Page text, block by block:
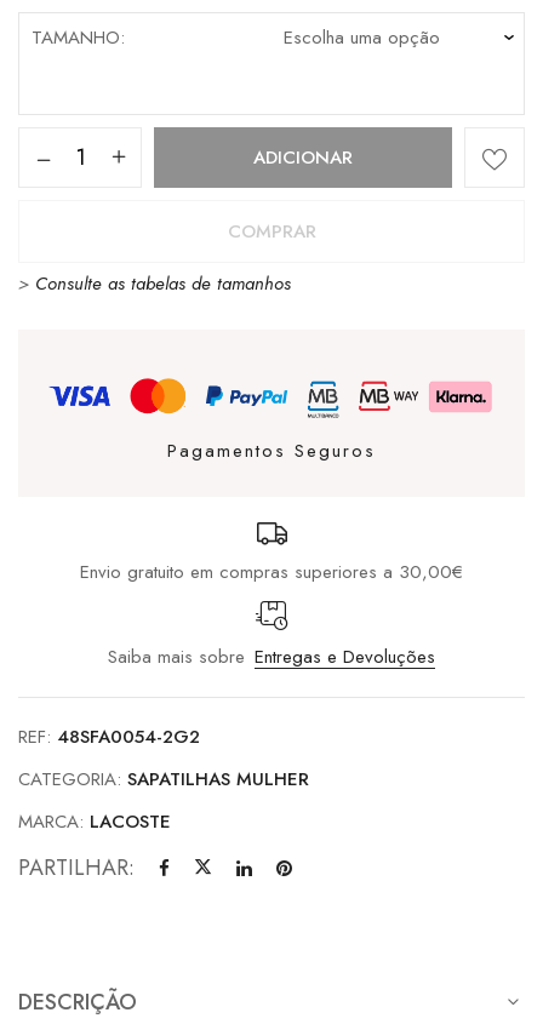
TAMANHO
Quantidade
Spin
Light
ADICIONAR
COMPRAR
> Consulte as tabelas de tamanhos
Pagamentos Seguros
Envio gratuito em compras superiores a 30,00€
Saiba mais sobre Entregas e Devoluções
REF: 48SFA0054-2G2
CATEGORIA: SAPATILHAS MULHER
MARCA: LACOSTE
PARTILHAR:
DESCRIÇÃO